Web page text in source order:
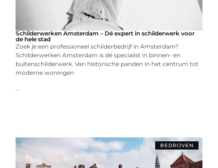
Schilderwerken Amsterdam – Dé expert in schilderwerk voor
de hele stad
Zoek je een professioneel schilderbedrijf in Amsterdam?
Schilderwerken Amsterdam is dé specialist in binnen- en
buitenschilderwerk. Van historische panden in het centrum tot
moderne woningen
...
BEDRIJVEN